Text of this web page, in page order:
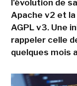
l'évolution de
Apache v2 et
AGPL v3. Une
rappeler celle
quelques mois